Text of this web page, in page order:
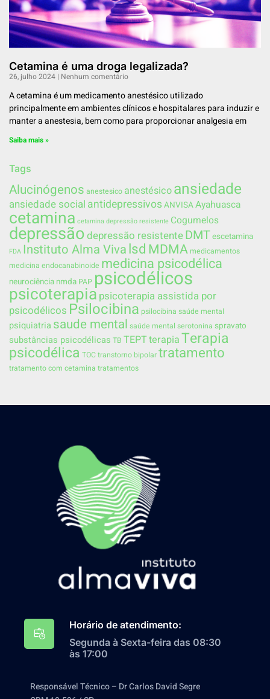
Cetamina é uma droga legalizada?
26, julho 2024 Nenhum comentário
A cetamina é um medicamento anestésico utilizado
principalmente em ambientes clínicos e hospitalares para induzir e
manter a anestesia, bem como para proporcionar analgesia em
Saiba mais »
Tags
Alucinógenos anestesico anestésicoansiedade
ansiedade social antidepressivos ANVISAAyahuasca
cetamina cetamina depressão resistente Cogumelos
depressãodepressão resistenteDMTescetamina
FDA Instituto Alma VivalsdMDMA medicamentos
medicina endocanabinoide medicina psicodélica
neurociência nmda PAP psicodélicos
psicoterapiapsicoterapia assistida por
psicodélicos Psilocibina psilocibina saúde mental
psiquiatria saude mental saúde mental serotonina spravato
substâncias psicodélicas TB TEPTterapiaTerapia
psicodélica TOCtranstorno bipolartratamento
tratamento com cetamina tratamentos
Horário de atendimento:
Segunda à Sexta-feira das 08:30
às 17:00
Responsável Técnico – Dr Carlos David Segre